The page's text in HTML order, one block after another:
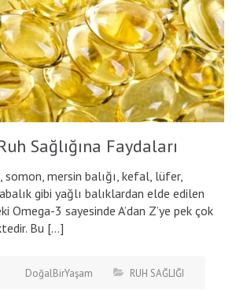
Sağlığına Faydaları
somon, mersin balığı, kefal, lüfer,
gibi yağlı balıklardan elde edilen
Omega-3 sayesinde A’dan Z’ye pek çok
Bu […]
DoğalBirYaşam RUH SAĞLIĞI